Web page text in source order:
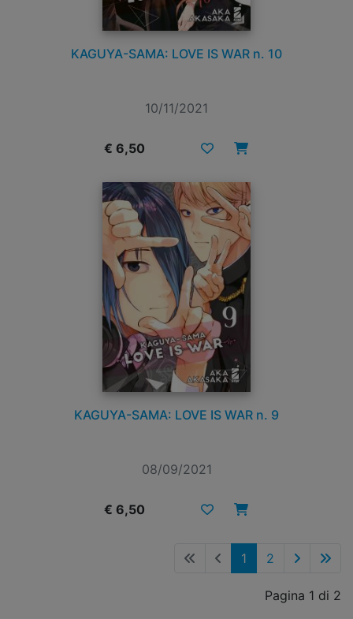
KAGUYA-SAMA: LOVE IS WAR n. 10
10/11/2021
€ 6,50
KAGUYA-SAMA: LOVE IS WAR n. 9
08/09/2021
€ 6,50
1 2
Pagina 1 di 2